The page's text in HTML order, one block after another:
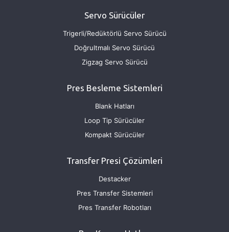
Servo Sürücüler
Trigerli/Redüktörlü Servo Sürücü
Doğrultmalı Servo Sürücü
Zigzag Servo Sürücü
Pres Besleme Sistemleri
Blank Hatları
Loop Tip Sürücüler
Kompakt Sürücüler
Transfer Presi Çözümleri
Destacker
Pres Transfer Sistemleri
Pres Transfer Robotları